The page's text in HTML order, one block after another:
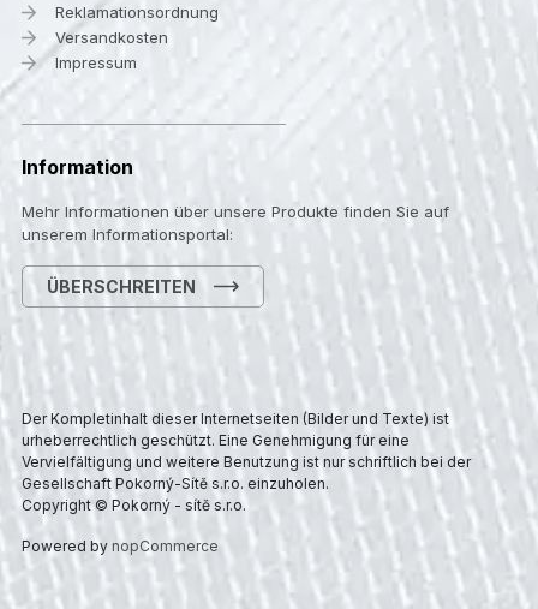
Reklamationsordnung
Versandkosten
Impressum
Information
Mehr Informationen über unsere Produkte finden Sie auf
unserem Informationsportal:
ÜBERSCHREITEN
Der Kompletinhalt dieser Internetseiten (Bilder und Texte) ist
urheberrechtlich geschützt. Eine Genehmigung für eine
Vervielfältigung und weitere Benutzung ist nur schriftlich bei der
Gesellschaft Pokorný-Sítě s.r.o. einzuholen.
Copyright © Pokorný - sítě s.r.o.
Powered by nopCommerce